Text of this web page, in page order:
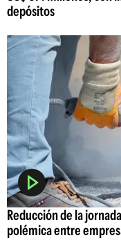
depósitos
Reducción de la
polémica entre